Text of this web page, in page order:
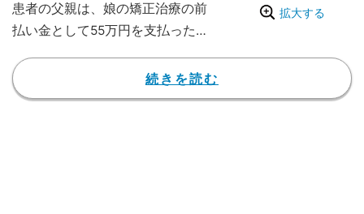
拡大する
患者の父親は、娘の矯正治療の前
払い金として55万円を支払った
らなかったという。
こうした歯科医院トラブルが全
続きを読む